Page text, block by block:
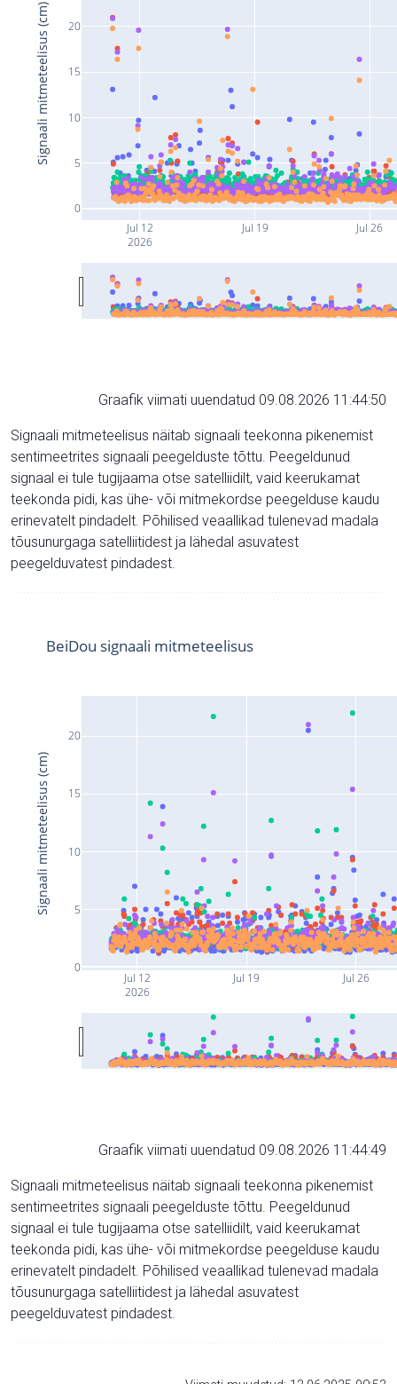
Jul 12
2026
Jul 19 Jul 26
0
5
10
15
20
Signaali mitmeteelisus (cm)
Graafik viimati uuendatud 09.08.2026 11:44:50
Signaali mitmeteelisus näitab signaali teekonna pikenemist
sentimeetrites signaali peegelduste tõttu. Peegeldunud
signaal ei tule tugijaama otse satelliidilt, vaid keerukamat
teekonda pidi, kas ühe- või mitmekordse peegelduse kaudu
erinevatelt pindadelt. Põhilised veaallikad tulenevad madala
tõusunurgaga satelliitidest ja lähedal asuvatest
peegelduvatest pindadest.
Jul 12
2026
Jul 19 Jul 26
0
5
10
15
20
BeiDou signaali mitmeteelisus
Signaali mitmeteelisus (cm)
Graafik viimati uuendatud 09.08.2026 11:44:49
Signaali mitmeteelisus näitab signaali teekonna pikenemist
sentimeetrites signaali peegelduste tõttu. Peegeldunud
signaal ei tule tugijaama otse satelliidilt, vaid keerukamat
teekonda pidi, kas ühe- või mitmekordse peegelduse kaudu
erinevatelt pindadelt. Põhilised veaallikad tulenevad madala
tõusunurgaga satelliitidest ja lähedal asuvatest
peegelduvatest pindadest.